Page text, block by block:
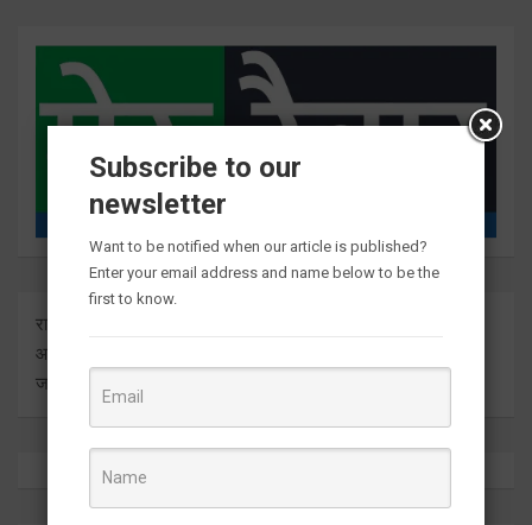
राष्ट्र दुनिया के बारे में प्रत्येक बड़ी ताजा अंतर्दृष्टि को ताज़ा करता है। हम
आपको इसे सीधे मीडिया आउटलेट्स से ज्ञात कराते हुए सबसे हालिया
जानकारी देते हैं।
Subscribe to our
newsletter
Want to be notified when our article is published?
Enter your email address and name below to be the
first to know.